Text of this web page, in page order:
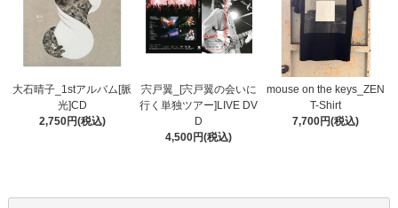
大石晴子_1stアルバム[脈
光]CD
2,750円(税込)
宍戸翼_[宍戸翼の会いに
行く単独ツアー]LIVE DV
D
4,500円(税込)
mouse on the keys_ZEN
T-Shirt
7,700円(税込)